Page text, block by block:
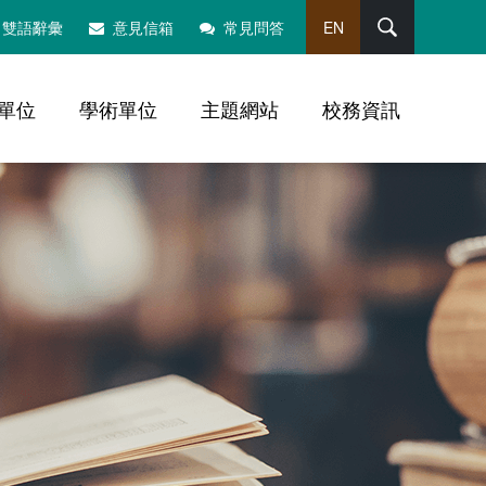
雙語辭彙 意見信箱 常見問答 EN
位 學術單位 主題網站 校務資訊